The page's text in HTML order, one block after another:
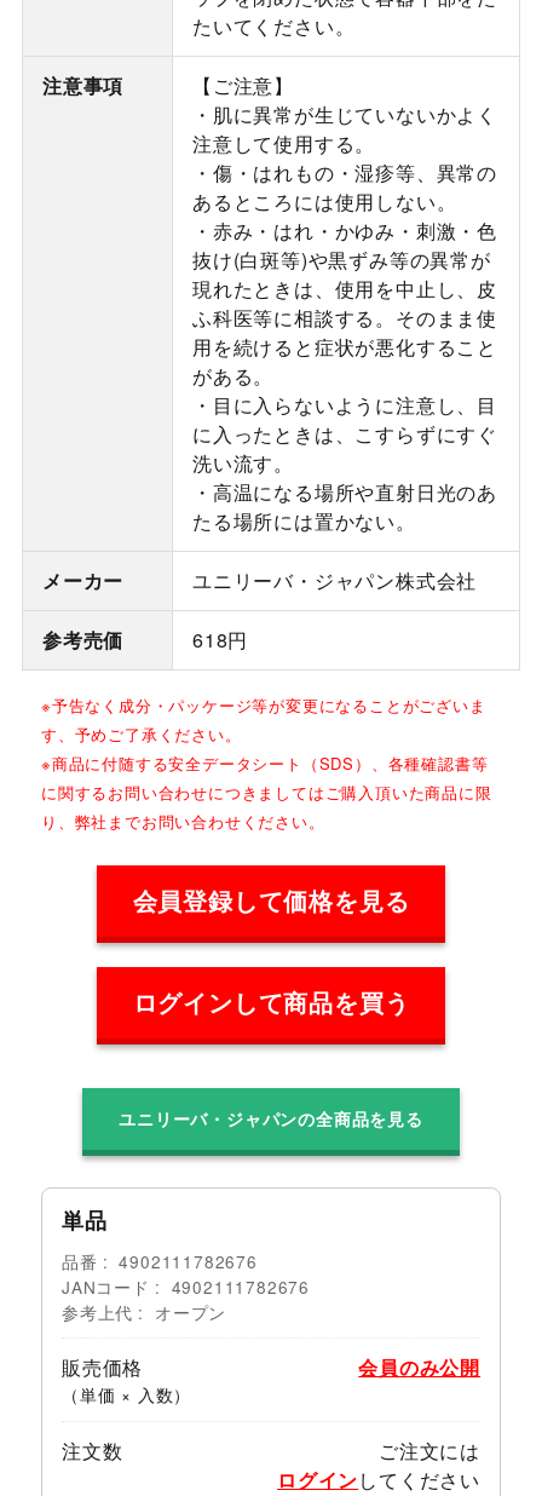
たいてください。
注意事項
【ご注意】
・肌に異常が生じていないかよく
注意して使用する。
・傷・はれもの・湿疹等、異常の
あるところには使用しない。
・赤み・はれ・かゆみ・刺激・色
抜け(白斑等)や黒ずみ等の異常が
現れたときは、使用を中止し、皮
ふ科医等に相談する。そのまま使
用を続けると症状が悪化すること
がある。
・目に入らないように注意し、目
に入ったときは、こすらずにすぐ
洗い流す。
・高温になる場所や直射日光のあ
たる場所には置かない。
メーカー ユニリーバ・ジャパン株式会社
参考売価 618円
※予告なく成分・パッケージ等が変更になることがございま
す、予めご了承ください。
※商品に付随する安全データシート（SDS）、各種確認書等
に関するお問い合わせにつきましてはご購入頂いた商品に限
り、弊社までお問い合わせください。
会員登録して価格を見る
ログインして商品を買う
ユニリーバ・ジャパンの全商品を見る
単品
品番
4902111782676
JANコード
4902111782676
参考上代
オープン
販売価格
（単価 × 入数）
会員のみ公開
注文数
ご注文には
ログインしてください